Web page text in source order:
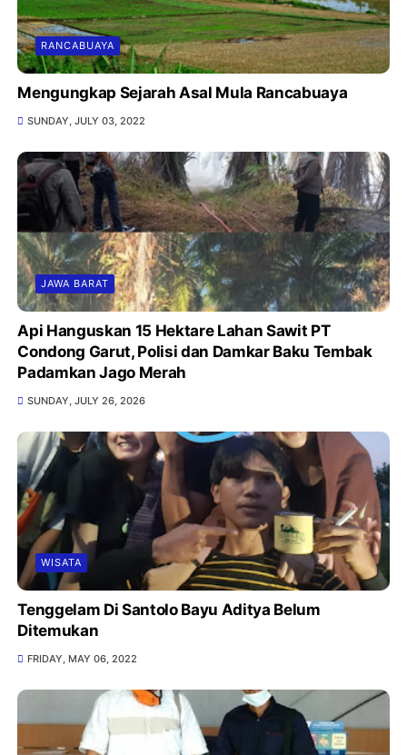
RANCABUAYA
Mengungkap Sejarah Asal Mula Rancabuaya
SUNDAY, JULY 03, 2022
JAWA BARAT
Api Hanguskan 15 Hektare Lahan Sawit PT
Condong Garut, Polisi dan Damkar Baku Tembak
Padamkan Jago Merah
SUNDAY, JULY 26, 2026
WISATA
Tenggelam Di Santolo Bayu Aditya Belum
Ditemukan
FRIDAY, MAY 06, 2022